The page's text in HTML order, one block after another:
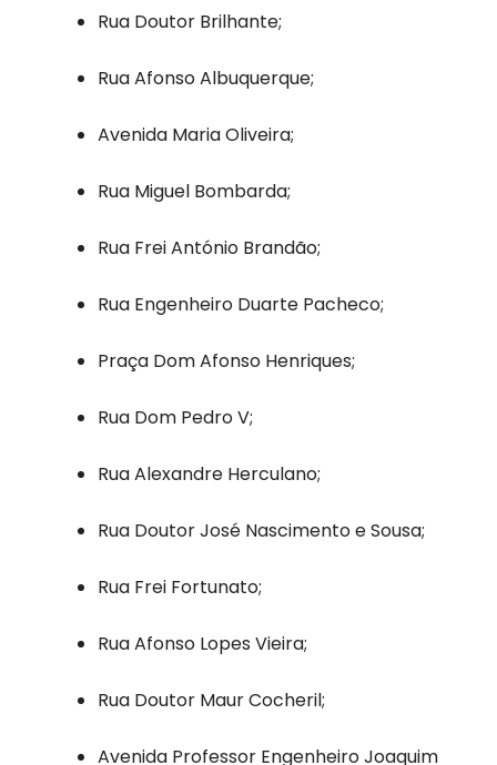
Rua Doutor Brilhante;
Rua Afonso Albuquerque;
Avenida Maria Oliveira;
Rua Miguel Bombarda;
Rua Frei António Brandão;
Rua Engenheiro Duarte Pacheco;
Praça Dom Afonso Henriques;
Rua Dom Pedro V;
Rua Alexandre Herculano;
Rua Doutor José Nascimento e Sousa;
Rua Frei Fortunato;
Rua Afonso Lopes Vieira;
Rua Doutor Maur Cocheril;
Avenida Professor Engenheiro Joaquim